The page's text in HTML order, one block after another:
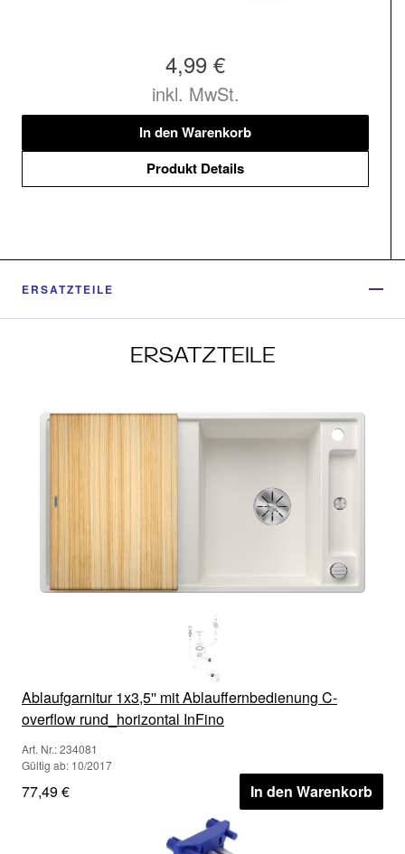
4,99 €
inkl. MwSt.
In den Warenkorb
Produkt Details
ERSATZTEILE
ERSATZTEILE
Ablaufgarnitur 1x3,5'' mit Ablauffernbedienung C-
overflow rund_horizontal InFino
Art. Nr.: 234081
Gültig ab: 10/2017
77,49 € In den Warenkorb